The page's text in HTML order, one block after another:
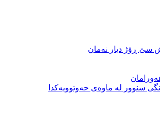
سێ ڕۆژ دیار نەمان
سنوور لە ماوەی حەوتوویەکدا